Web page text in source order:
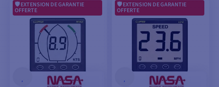
AJOUTER AU
PANIER
AJOUTER AU
PANIER
EXTENSION DE GARANTIE
OFFERTE
EXTENSION DE GARANTIE
OFFERTE